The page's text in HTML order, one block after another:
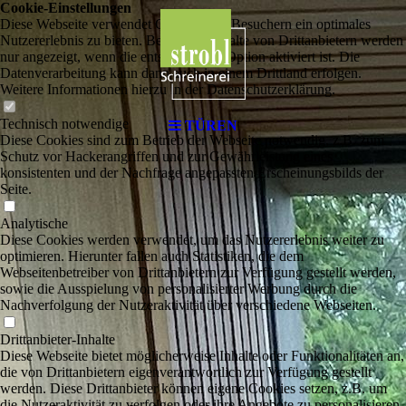
TÜREN
Cookie-Einstellungen
Diese Webseite verwendet Cookies, um Besuchern ein optimales
Nutzererlebnis zu bieten. Bestimmte Inhalte von Drittanbietern werden
nur angezeigt, wenn die entsprechende Option aktiviert ist. Die
Datenverarbeitung kann dann auch in einem Drittland erfolgen.
Weitere Informationen hierzu in der Datenschutzerklärung.
Technisch notwendige
Diese Cookies sind zum Betrieb der Webseite notwendig, z.B. zum
Schutz vor Hackerangriffen und zur Gewährleistung eines
konsistenten und der Nachfrage angepassten Erscheinungsbilds der
Seite.
Analytische
Diese Cookies werden verwendet, um das Nutzererlebnis weiter zu
optimieren. Hierunter fallen auch Statistiken, die dem
Webseitenbetreiber von Drittanbietern zur Verfügung gestellt werden,
sowie die Ausspielung von personalisierter Werbung durch die
Nachverfolgung der Nutzeraktivität über verschiedene Webseiten.
Drittanbieter-Inhalte
Diese Webseite bietet möglicherweise Inhalte oder Funktionalitäten an,
die von Drittanbietern eigenverantwortlich zur Verfügung gestellt
werden. Diese Drittanbieter können eigene Cookies setzen, z.B. um